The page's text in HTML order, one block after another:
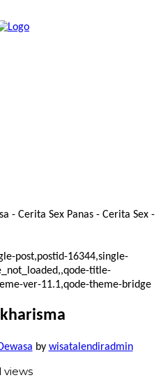
- Cerita Sex Panas - Cerita Sex -
post,postid-16344,single-
title-
ver-11.1,qode-theme-bridge
by wisatalendiradmin
views